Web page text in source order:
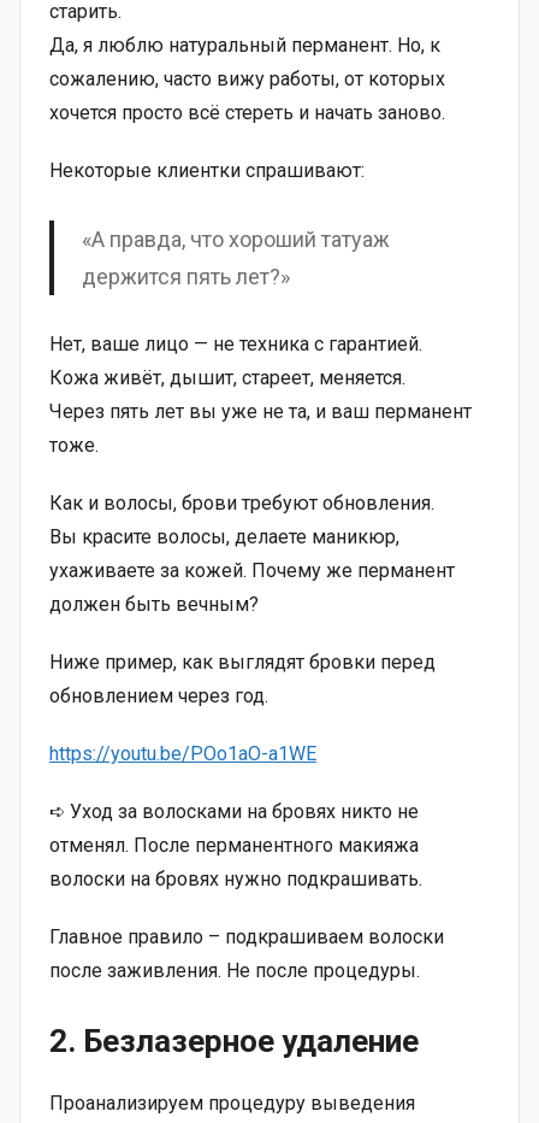
старить.
Да, я люблю натуральный перманент. Но, к
сожалению, часто вижу работы, от которых
хочется просто всё стереть и начать заново.
Некоторые клиентки спрашивают:
«А правда, что хороший татуаж
держится пять лет?»
Нет, ваше лицо — не техника с гарантией.
Кожа живёт, дышит, стареет, меняется.
Через пять лет вы уже не та, и ваш перманент
тоже.
Как и волосы, брови требуют обновления.
Вы красите волосы, делаете маникюр,
ухаживаете за кожей. Почему же перманент
должен быть вечным?
Ниже пример, как выглядят бровки перед
обновлением через год.
https://youtu.be/POo1aO-a1WE
➪ Уход за волосками на бровях никто не
отменял. После перманентного макияжа
волоски на бровях нужно подкрашивать.
Главное правило – подкрашиваем волоски
после заживления. Не после процедуры.
2. Безлазерное удаление
Проанализируем процедуру выведения